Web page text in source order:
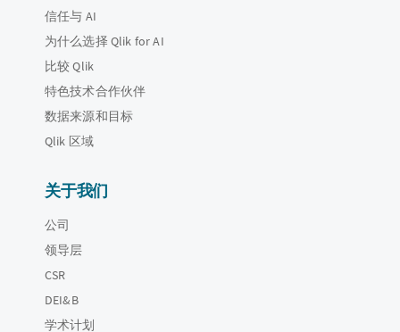
信任与 AI
为什么选择 Qlik for AI
比较 Qlik
特色技术合作伙伴
数据来源和目标
Qlik 区域
关于我们
公司
领导层
CSR
DEI&B
学术计划